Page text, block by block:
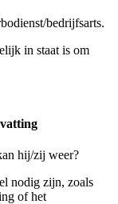
bedrijfsarts.
in staat is om
hij/zij weer?
nodig zijn, zoals
of het